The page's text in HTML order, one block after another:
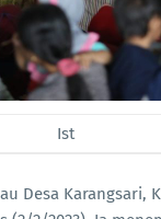
Ist
Desa Karangsari,